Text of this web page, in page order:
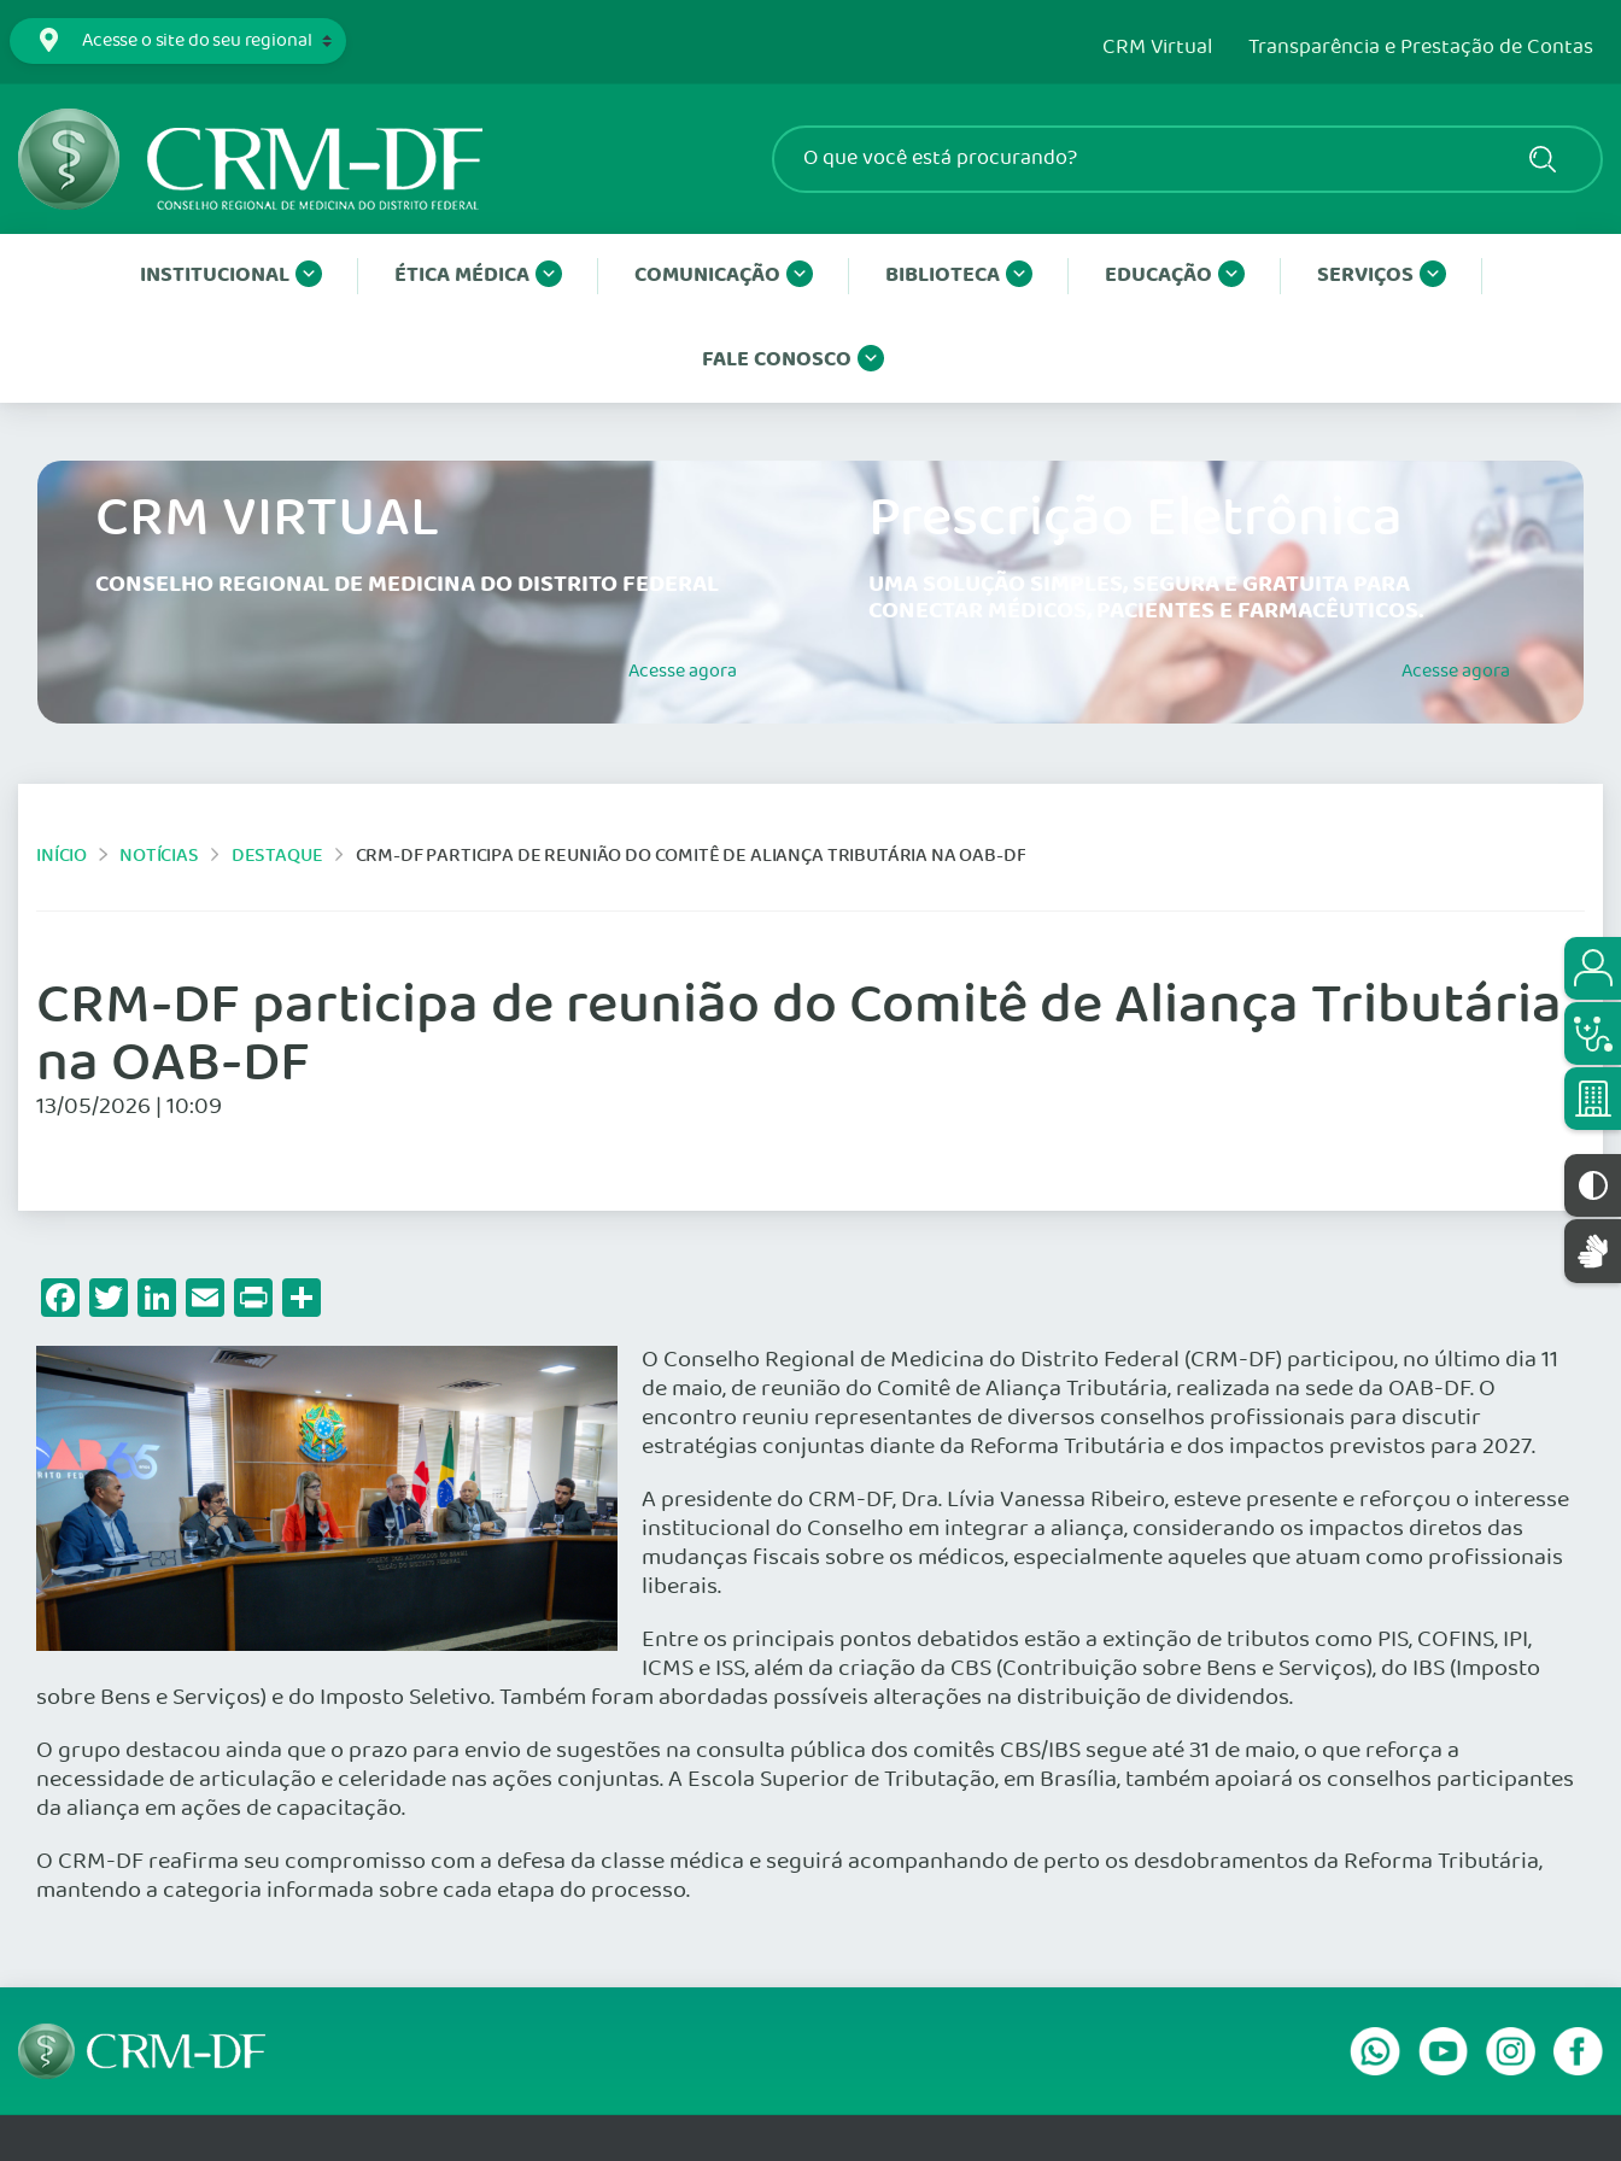
CRM Virtual Transparência e Prestação de Contas
INSTITUCIONAL ÉTICA MÉDICA COMUNICAÇÃO BIBLIOTECA EDUCAÇÃO SERVIÇOS
FALE CONOSCO
CRM VIRTUAL
CONSELHO REGIONAL DE MEDICINA DO DISTRITO FEDERAL
Acesseagora
Prescrição Eletrônica
UMA SOLUÇÃO SIMPLES, SEGURA E GRATUITA PARA
CONECTAR MÉDICOS, PACIENTES E FARMACÊUTICOS.
Acesseagora
INÍCIO NOTÍCIAS DESTAQUE CRM-DF PARTICIPA DE REUNIÃO DO COMITÊ DE ALIANÇA TRIBUTÁRIA NA OAB-DF
CRM-DF participa de reunião do Comitê de Aliança Tributária
na OAB-DF
13/05/2026 | 10:09
Facebook
Twitter
LinkedIn
Email
Print
O Conselho Regional de Medicina do Distrito Federal (CRM-DF) participou, no último dia 11
de maio, de reunião do Comitê de Aliança Tributária, realizada na sede da OAB-DF. O
encontro reuniu representantes de diversos conselhos profissionais para discutir
estratégias conjuntas diante da Reforma Tributária e dos impactos previstos para 2027.
A presidente do CRM-DF, Dra. Lívia Vanessa Ribeiro, esteve presente e reforçou o interesse
institucional do Conselho em integrar a aliança, considerando os impactos diretos das
mudanças fiscais sobre os médicos, especialmente aqueles que atuam como profissionais
liberais.
Entre os principais pontos debatidos estão a extinção de tributos como PIS, COFINS, IPI,
ICMS e ISS, além da criação da CBS (Contribuição sobre Bens e Serviços), do IBS (Imposto
sobre Bens e Serviços) e do Imposto Seletivo. Também foram abordadas possíveis alterações na distribuição de dividendos.
O grupo destacou ainda que o prazo para envio de sugestões na consulta pública dos comitês CBS/IBS segue até 31 de maio, o que reforça a
necessidade de articulação e celeridade nas ações conjuntas. A Escola Superior de Tributação, em Brasília, também apoiará os conselhos participantes
da aliança em ações de capacitação.
O CRM-DF reafirma seu compromisso com a defesa da classe médica e seguirá acompanhando de perto os desdobramentos da Reforma Tributária,
mantendo a categoria informada sobre cada etapa do processo.